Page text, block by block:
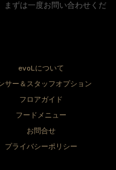
まずは一度お問い合わせくだ
evoLについて
サー＆スタッフオプション
フロアガイド
フードメニュー
お問合せ
プライバシーポリシー